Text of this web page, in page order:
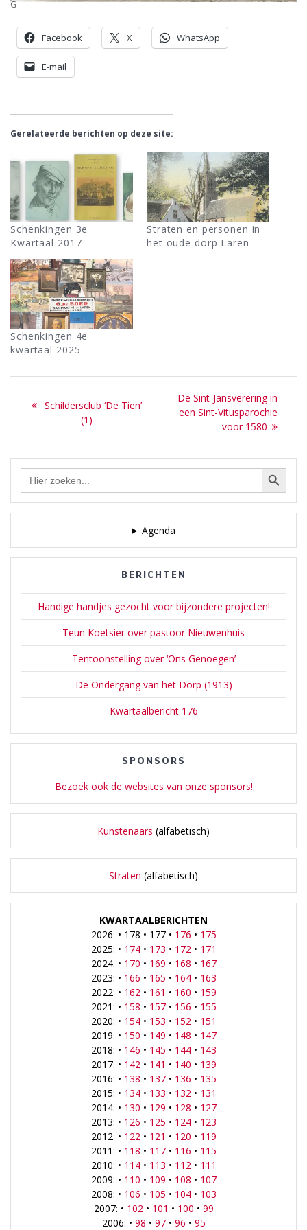
G
Facebook X WhatsApp
E-mail
Gerelateerde berichten op deze site:
Schenkingen 3e
Kwartaal 2017
Straten en personen in
het oude dorp Laren
Schenkingen 4e
kwartaal 2025
navigatie
Previous
Schildersclub ‘De Tien’
(1)
Next
post:
De Sint-Jansverering in
een Sint-Vitusparochie
voor 1580
Zoek Zoekknop
Agenda
BERICHTEN
Handige handjes gezocht voor bijzondere projecten!
Teun Koetsier over pastoor Nieuwenhuis
Tentoonstelling over ‘Ons Genoegen’
De Ondergang van het Dorp (1913)
Kwartaalbericht 176
SPONSORS
Bezoek ook de websites van onze sponsors!
Kunstenaars (alfabetisch)
Straten (alfabetisch)
KWARTAALBERICHTEN
2026: • 178 • 177 • 176 • 175
2025: • 174• 173 • 172• 171
2024: • 170 • 169 • 168 • 167
2023: • 166 • 165 • 164• 163
2022: • 162• 161 • 160 • 159
2021: • 158 • 157• 156 • 155
2020: • 154• 153 • 152• 151
2019: • 150 • 149 • 148 • 147
2018: • 146 • 145 • 144• 143
2017: • 142• 141 • 140 • 139
2016: • 138 • 137• 136 • 135
2015: • 134• 133 • 132• 131
2014: • 130 • 129 • 128 • 127
2013: • 126 • 125 • 124• 123
2012: • 122• 121 • 120 • 119
2011: • 118 • 117• 116 • 115
2010: • 114• 113 • 112• 111
2009: • 110 • 109 • 108 • 107
2008: • 106 • 105 • 104• 103
2007: • 102• 101 • 100 • 99
2006: • 98 • 97• 96 • 95